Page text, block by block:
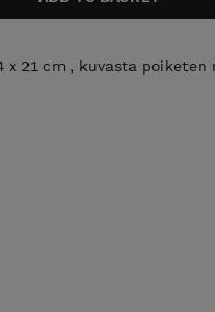
21 cm , kuvasta poiketen